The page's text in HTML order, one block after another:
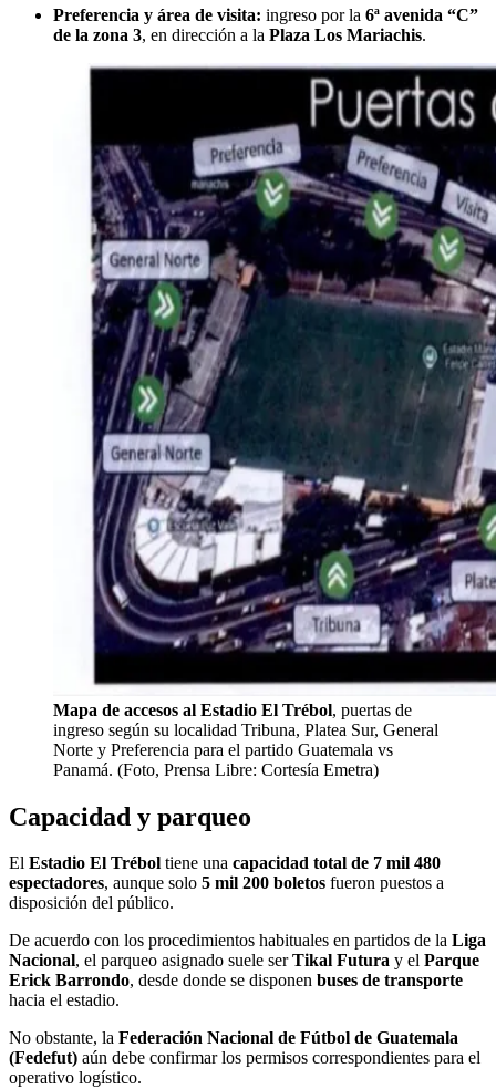
Preferencia y área de visita: ingreso por la 6ª avenida “C”
de la zona 3, en dirección a la Plaza Los Mariachis.
Mapa de accesos al Estadio El Trébol, puertas de
ingreso según su localidad Tribuna, Platea Sur, General
Norte y Preferencia para el partido Guatemala vs
Panamá. (Foto, Prensa Libre: Cortesía Emetra)
Capacidad y parqueo
El Estadio El Trébol tiene una capacidad total de 7 mil 480
espectadores, aunque solo 5 mil 200 boletos fueron puestos a
disposición del público.
De acuerdo con los procedimientos habituales en partidos de la Liga
Nacional, el parqueo asignado suele serTikal Futura y el Parque
Erick Barrondo, desde donde se disponen buses de transporte
hacia el estadio.
No obstante, la Federación Nacional de Fútbol de Guatemala
(Fedefut) aún debe confirmar los permisos correspondientes para el
operativo logístico.